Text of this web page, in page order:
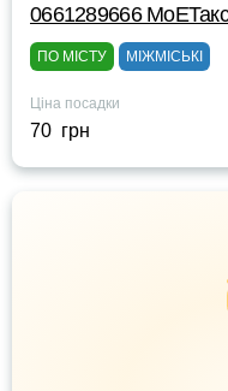
0661289666
ПО МІСТУ МІЖМІСЬКІ
Ціна посадки
70 грн